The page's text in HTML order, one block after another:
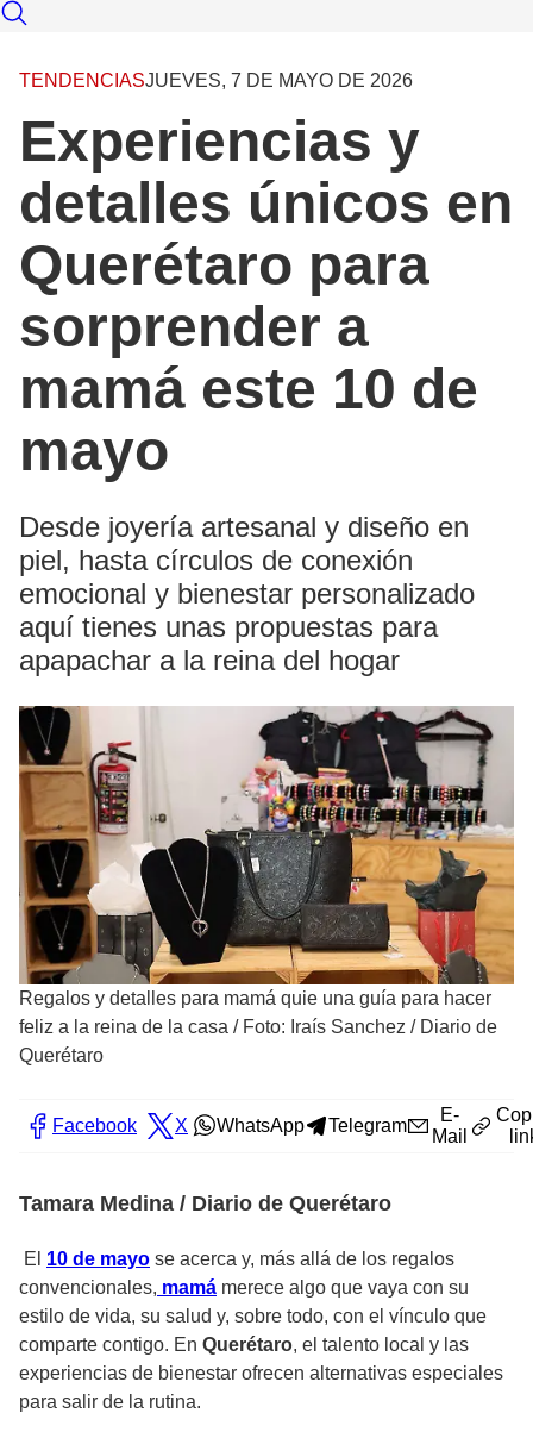
TENDENCIASJUEVES, 7 DE MAYO DE 2026
Experiencias y
detalles únicos en
Querétaro para
sorprender a
mamá este 10 de
mayo
Desde joyería artesanal y diseño en
piel, hasta círculos de conexión
emocional y bienestar personalizado
aquí tienes unas propuestas para
apapachar a la reina del hogar
Regalos y detalles para mamá quie una guía para hacer
feliz a la reina de la casa / Foto: Iraís Sanchez / Diario de
Querétaro
Facebook X WhatsApp Telegram
E-
Mail
Tamara Medina / Diario de Querétaro
El 10 de mayo se acerca y, más allá de los regalos
convencionales, mamá merece algo que vaya con su
estilo de vida, su salud y, sobre todo, con el vínculo que
comparte contigo. En Querétaro, el talento local y las
experiencias de bienestar ofrecen alternativas especiales
para salir de la rutina.